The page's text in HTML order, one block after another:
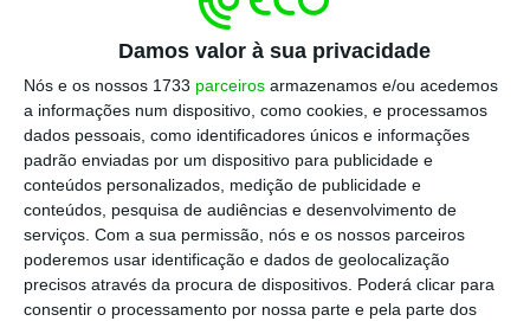
Damos valor à sua privacidade
Nós e os nossos 1733 parceiros armazenamos e/ou acedemos
a informações num dispositivo, como cookies, e processamos
dados pessoais, como identificadores únicos e informações
padrão enviadas por um dispositivo para publicidade e
conteúdos personalizados, medição de publicidade e
conteúdos, pesquisa de audiências e desenvolvimento de
serviços. Com a sua permissão, nós e os nossos parceiros
poderemos usar identificação e dados de geolocalização
precisos através da procura de dispositivos. Poderá clicar para
consentir o processamento por nossa parte e pela parte dos
Desde 1967, sete anos após a criação da
organização, que os Emirados Árabes Unidos
eram um país membro da OPEP. Em fevereiro,
eram oterceiro maior produtor de petróleo do
grupo, apenas atrás da Arábia Saudita e do
Iraque.
O anúncio dos Emirados Árabes Unidos surge
depois de o país ter sido alvo, durante